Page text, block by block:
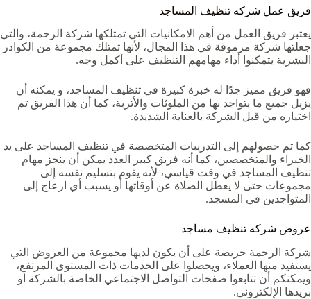
فريق عمل شركه تنظيف المساجد
يعتبر فريق العمل من أهم الامكانيات التي تمتلكها شركة الرحمة، والتي
جعلتها شركة مرموقة في هذا المجال، لأنها تمتلك مجموعة من الكوادر
البشرية يتمكنوا أداء مهامهم التنظيف على أكمل وجه.
فهو فريق مميز جدًا له خبرة كبيرة في تنظيف المساجد، و يمكنه أن
يزيل جميع ما يتواجد بها من الملوثات والأتربة، كما أن هذا الفريق تم
اختياره من قبل الشركة بالعناية الشديدة.
كما تم حصولهم إلى التدريبات المتخصصة في تنظيف المساجد على يد
الخبراء والمتخصصين، كما أنه فريق كبير العدد يمكن أن ينجز مهام
تنظيف المساجد في وقت قياسي، لأنه يقوم بتسليم نفسه إلى
مجموعات حتى لا يعطل الصلاة عن أوقاتها أو يسبب أي ازعاج إلى
المتواجدين في المسجد.
عروض شركه تنظيف مساجد
شركة الرحمة حريصة على أن يكون لديها مجموعة من العروض التي
يستفيد منها العملاء، ويحصلوا على الخدمات ذات المستوى المرتفع،
ويمكنكم أن تتابعوا صفحات التواصل الاجتماعي الخاصة بالشركة أو
بريدها الإلكتروني.